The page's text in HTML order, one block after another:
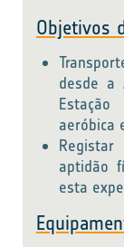
Objetivos
desde a
aeróbica
aptidão
esta